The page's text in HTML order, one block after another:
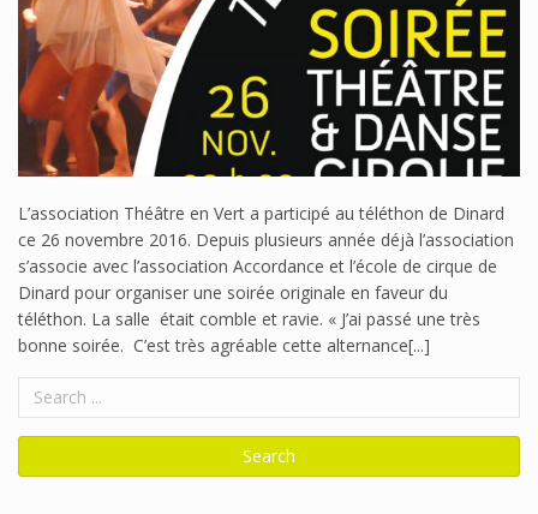
L’association Théâtre en Vert a participé au téléthon de Dinard
ce 26 novembre 2016. Depuis plusieurs année déjà l’association
s’associe avec l’association Accordance et l’école de cirque de
Dinard pour organiser une soirée originale en faveur du
téléthon. La salle était comble et ravie. « J’ai passé une très
bonne soirée. C’est très agréable cette alternance[...]